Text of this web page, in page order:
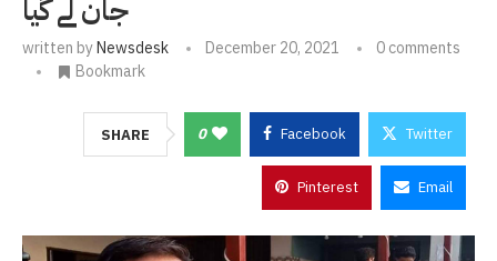
جان لے گیا
written byNewsdesk December 20, 2021
0 comments
Bookmark
SHARE 0 Facebook Twitter
Pinterest Email